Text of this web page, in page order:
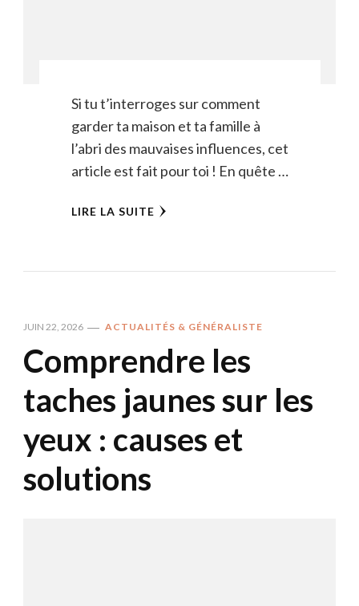
Si tu t’interroges sur comment
garder ta maison et ta famille à
l’abri des mauvaises influences, cet
article est fait pour toi ! En quête …
LIRE LA SUITE
JUIN 22, 2026 ACTUALITÉS & GÉNÉRALISTE
Comprendre les
taches jaunes sur les
yeux : causes et
solutions